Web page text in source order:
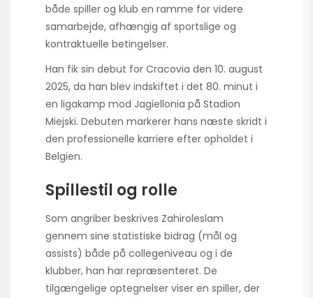
både spiller og klub en ramme for videre
samarbejde, afhængig af sportslige og
kontraktuelle betingelser.
Han fik sin debut for Cracovia den 10. august
2025, da han blev indskiftet i det 80. minut i
en ligakamp mod Jagiellonia på Stadion
Miejski. Debuten markerer hans næste skridt i
den professionelle karriere efter opholdet i
Belgien.
Spillestil og rolle
Som angriber beskrives Zahiroleslam
gennem sine statistiske bidrag (mål og
assists) både på collegeniveau og i de
klubber, han har repræsenteret. De
tilgængelige optegnelser viser en spiller, der